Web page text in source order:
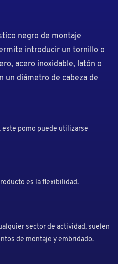
negro de montaje
introducir un tornillo o
acero inoxidable, latón o
un diámetro de cabeza de
este pomo puede utilizarse
es la flexibilidad.
sector de actividad, suelen
de montaje y embridado.